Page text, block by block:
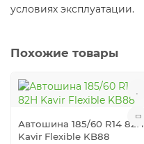
условиях эксплуатации.
Похожие товары
Автошина 185/60 R14 82H
Kavir Flexible KB88